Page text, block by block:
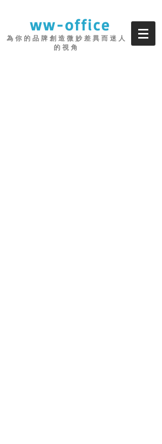
ww-office
為 你 的 品 牌 創 造 微 妙 差 異 而 迷 人
的 視 角